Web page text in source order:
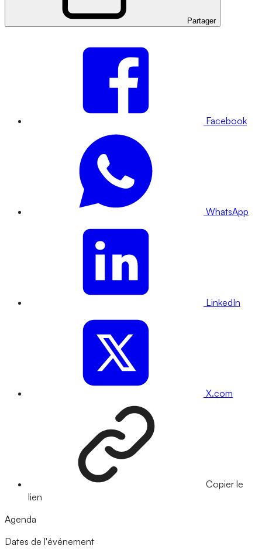
Partager
Facebook
WhatsApp
LinkedIn
X.com
Copier le
lien
Agenda
Dates de l'événement